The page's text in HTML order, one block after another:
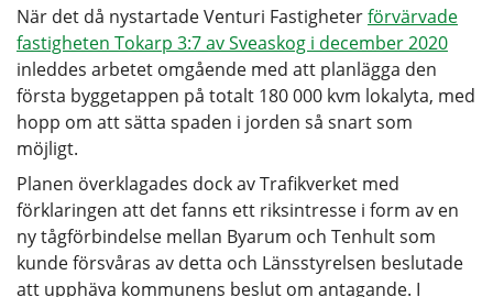
När det då nystartade Venturi Fastigheterförvärvade
fastigheten Tokarp 3:7 av Sveaskog i december 2020
inleddes arbetet omgående med att planlägga den
första byggetappen på totalt 180 000 kvm lokalyta, med
hopp om att sätta spaden i jorden så snart som
möjligt.
Planen överklagades dock av Trafikverket med
förklaringen att det fanns ett riksintresse i form av en
ny tågförbindelse mellan Byarum och Tenhult som
kunde försvåras av detta och Länsstyrelsen beslutade
att upphäva kommunens beslut om antagande. I